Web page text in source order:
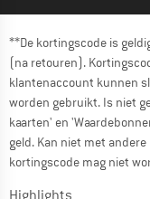
**De kortingscode is
(na retouren).
klantenaccount kunnen
worden gebruikt. Is niet
kaarten' en
geld. Kan niet met
kortingscode mag niet